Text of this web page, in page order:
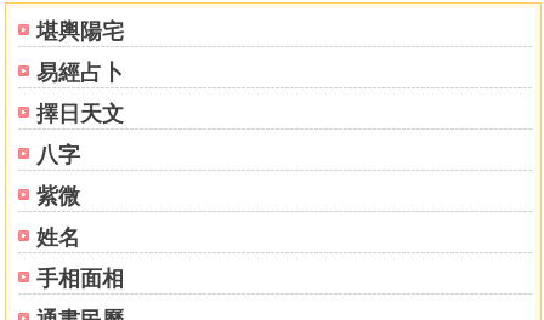
堪輿陽宅
易經占卜
擇日天文
八字
紫微
姓名
手相面相